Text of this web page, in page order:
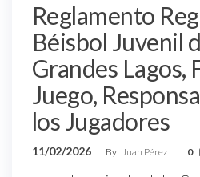
Reglamento
Béisbol Juvenil
Grandes Lagos,
Juego,
los Jugadores
11/02/2026 By Juan Pérez 0